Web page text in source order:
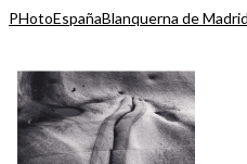
PHotoEspañaBlanquerna de Madrid